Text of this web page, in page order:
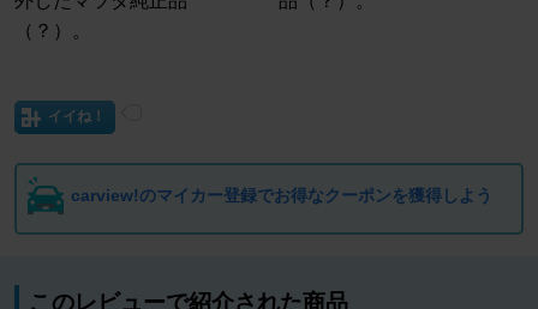
（？）。
イイね！
carview!のマイカー登録でお得なクーポンを獲得しよう
このレビューで紹介された商品